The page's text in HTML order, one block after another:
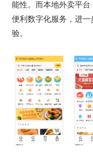
能性。而本地外卖平
便利数字化服务，进
验。